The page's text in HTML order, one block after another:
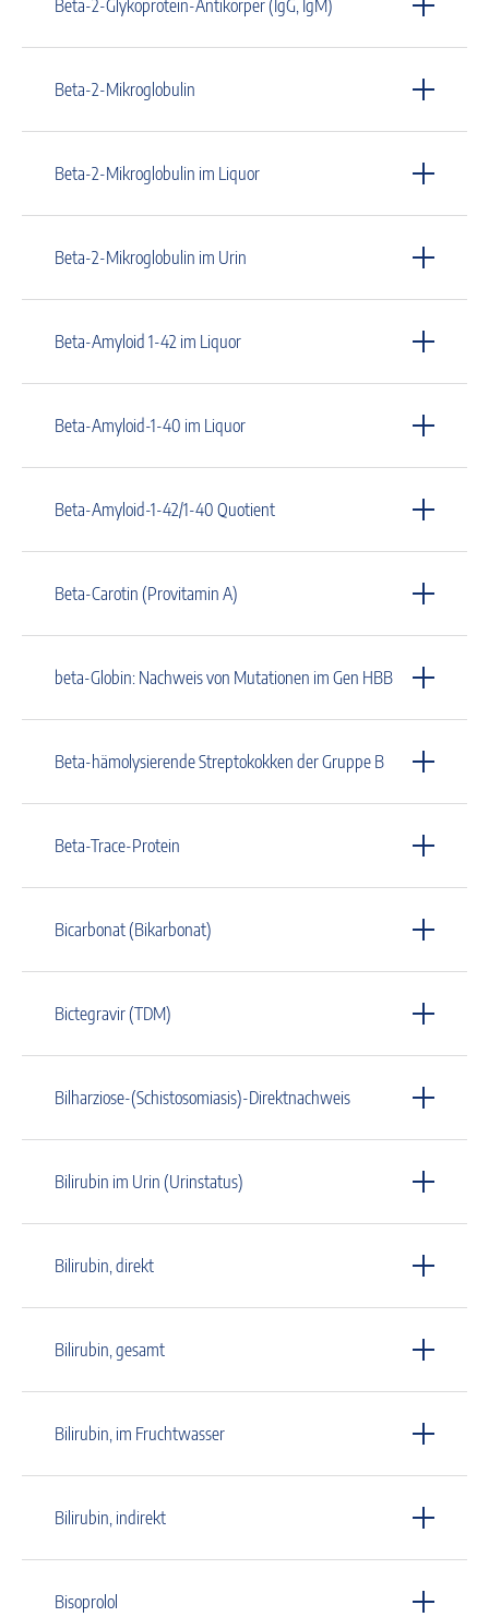
Beta-2-Glykoprotein-Antikörper (IgG, IgM)
Beta-2-Mikroglobulin
Beta-2-Mikroglobulin im Liquor
Beta-2-Mikroglobulin im Urin
Beta-Amyloid 1-42 im Liquor
Beta-Amyloid-1-40 im Liquor
Beta-Amyloid-1-42/1-40 Quotient
Beta-Carotin (Provitamin A)
beta-Globin: Nachweis von Mutationen im Gen HBB
Beta-hämolysierende Streptokokken der Gruppe B
Beta-Trace-Protein
Bicarbonat (Bikarbonat)
Bictegravir (TDM)
Bilharziose-(Schistosomiasis)-Direktnachweis
Bilirubin im Urin (Urinstatus)
Bilirubin, direkt
Bilirubin, gesamt
Bilirubin, im Fruchtwasser
Bilirubin, indirekt
Bisoprolol